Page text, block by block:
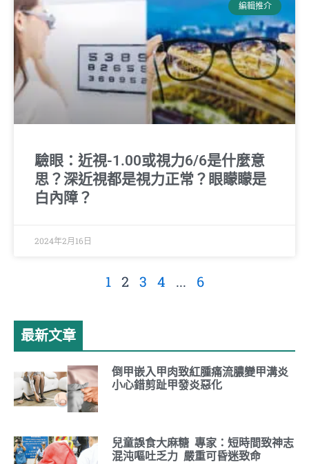
編輯推介
驗眼：近視-1.00或視力6/6是什麼意
思？深近視都是視力正常？眼矇矇是
白內障？
2024年2月16日
1 2 3 4 ... 6
最新文章
倒甲嵌入甲肉致紅腫痛流膿變甲溝炎
小心錯剪趾甲發炎惡化
兒童誤食大麻糖 專家：短時間致神志
混沌嘔吐乏力 嚴重可昏迷致命